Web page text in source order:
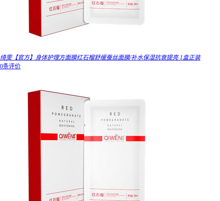
绮雯【官方】身体护理方面膜红石榴舒缓蚕丝面膜/补水保湿抗衰提亮 1盒正装
0条评价